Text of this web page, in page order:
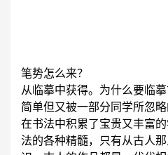
笔势怎么来？
从临摹中获得。为什么要临
简单但又被一部分同学所忽
在书法中积累了宝贵又丰富
法的各种精髓，只有从古人